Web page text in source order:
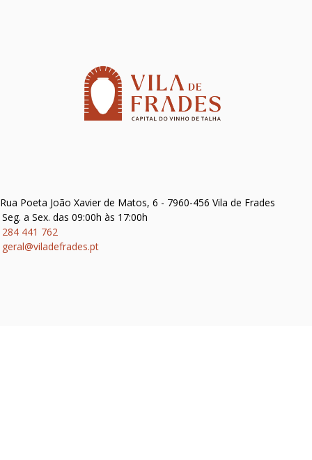
Poeta João Xavier de Matos, 6 - 7960-456 Vila de Frades
Seg. a Sex. das 09:00h às 17:00h
284 441 762
geral@viladefrades.pt